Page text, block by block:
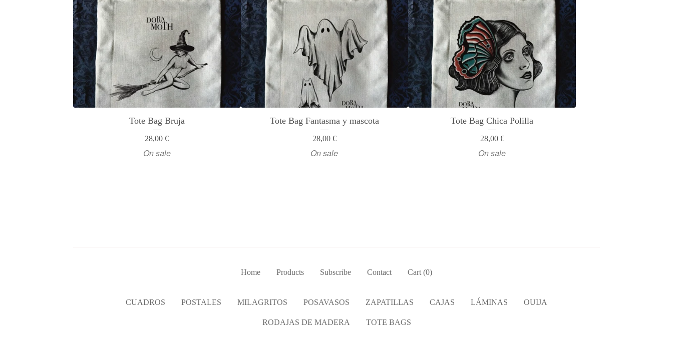
Tote Bag Bruja
28,00€
On sale
Tote Bag Fantasma y mascota
28,00 €
On sale
Tote Bag Chica Polilla
28,00 €
On sale
Home Products Subscribe Contact Cart (0)
CUADROS POSTALES MILAGRITOS POSAVASOS ZAPATILLAS CAJAS LÁMINAS OUIJA
RODAJAS DE MADERA TOTE BAGS